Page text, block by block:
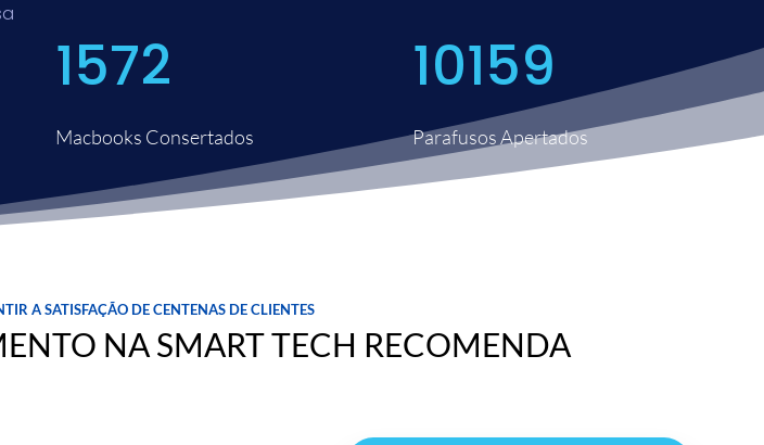
1572
Macbooks Consertados
10159
Parafusos Apertados
a satisfação de centenas de clientes
NA SMART TECH RECOMENDA